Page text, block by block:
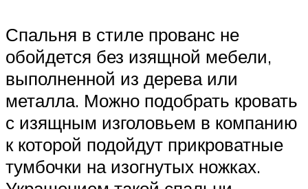
Спальня в стиле прованс не
обойдется без изящной мебели,
выполненной из дерева или
металла. Можно подобрать кровать
с изящным изголовьем в компанию
к которой подойдут прикроватные
тумбочки на изогнутых ножках.